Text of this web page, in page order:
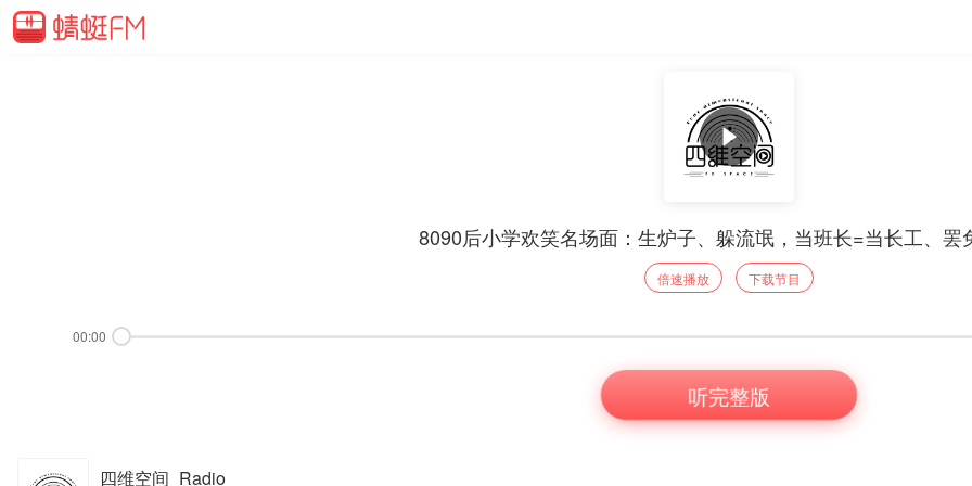
8090后小学欢笑名场面：生炉子、躲流氓，当班长=当长工、罢
倍速播放 下载节目
00:00
听完整版
四维空间_Radio